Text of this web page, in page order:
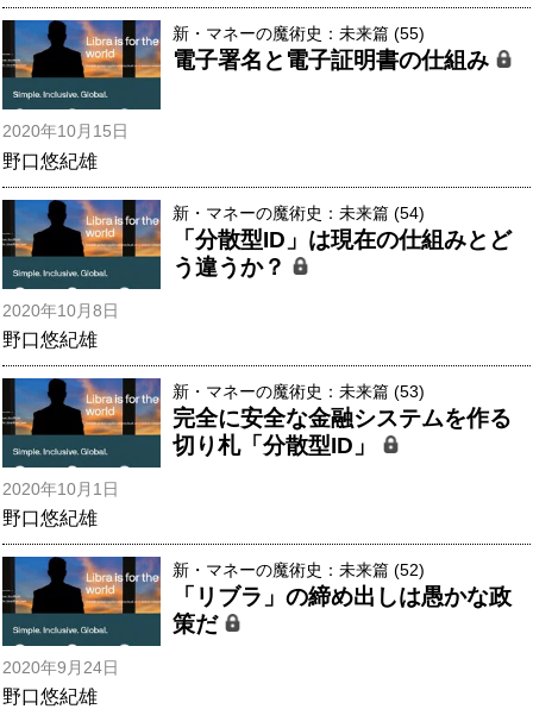
新・マネーの魔術史：未来篇 (55)
電子署名と電子証明書の仕組み
2020年10月15日
野口悠紀雄
新・マネーの魔術史：未来篇 (54)
「分散型ID」は現在の仕組みとど
う違うか？
2020年10月8日
野口悠紀雄
新・マネーの魔術史：未来篇 (53)
完全に安全な金融システムを作る
切り札「分散型ID」
2020年10月1日
野口悠紀雄
新・マネーの魔術史：未来篇 (52)
「リブラ」の締め出しは愚かな政
策だ
2020年9月24日
野口悠紀雄